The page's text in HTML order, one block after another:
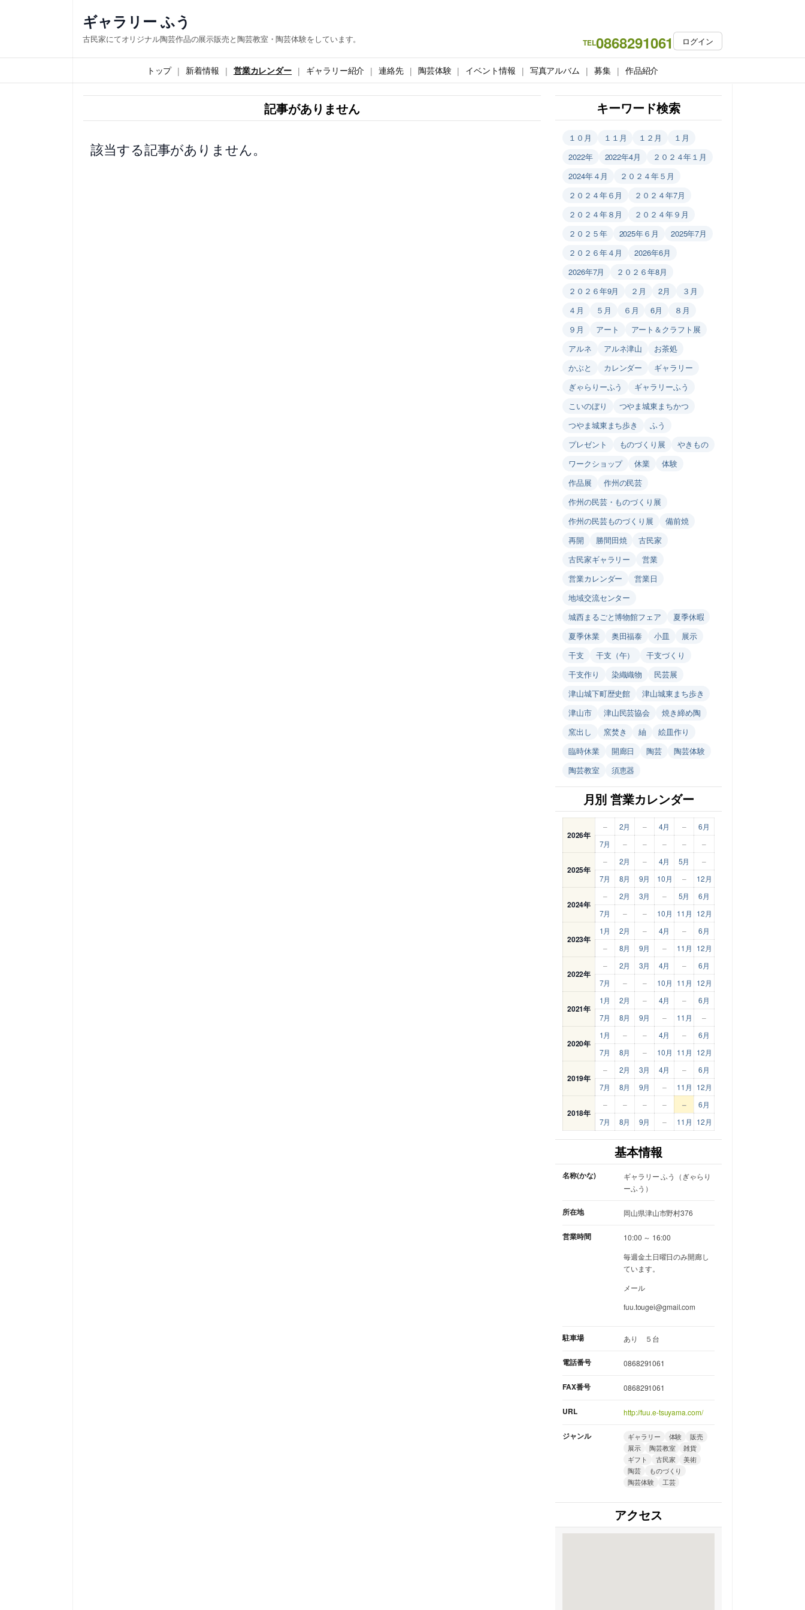
ス
キ
ギャラリー ふう
古民家にてオリジナル陶芸作品の展示販売と陶芸教室・陶芸体験をしています。 TEL0868291061 ログイン
トップ 新着情報 営業カレンダー ギャラリー紹介 連絡先 陶芸体験 イベント情報 写真アルバム 募集 作品紹介
記事がありません
該当する記事がありません。
キーワード検索
１０月 １１月 １２月
１月
2022年
2022年4月
２０２４年１月
2024年４月
２０２４年５月
２０２４年６月
２０２４年7月
２０２４年８月
２０２４年９月
２０２５年
2025年６月
2025年7月
２０２６年４月
2026年6月
2026年7月
２０２６年8月
２０２６年9月
２月 2月
３月
４月
５月 ６月 6月
８月
９月
アート
アート＆クラフト展
アルネ
アルネ津山
お茶処
かぶと
カレンダー
ギャラリー
ぎゃらりーふう
ギャラリーふう
こいのぼり
つやま城東まちかつ
つやま城東まち歩き
ふう
プレゼント
ものづくり展
やきもの
ワークショップ
休業
体験
作品展
作州の民芸
作州の民芸・ものづくり展
作州の民芸ものづくり展
備前焼
再開
勝間田焼
古民家
古民家ギャラリー
営業
営業カレンダー
営業日
地域交流センター
城西まるごと博物館フェア
夏季休暇
夏季休業
奥田福泰 小皿
展示
干支
干支（午）
干支づくり
干支作り
染織織物
民芸展
津山城下町歴史館
津山城東まち歩き
津山市
津山民芸協会
焼き締め陶
窯出し
窯焚き 紬
絵皿作り
臨時休業
開廊日 陶芸
陶芸体験
陶芸教室
須恵器
月別 営業カレンダー
2026年
– 2月 – 4月 –
6月
7月
– – – – –
2025年
– 2月 – 4月 5月
–
7月
8月 9月 10月 – 12月
2024年
– 2月 3月 – 5月
6月
7月
– – 10月 11月 12月
2023年
1月 2月 – 4月 –
6月
–
8月 9月 – 11月 12月
2022年
– 2月 3月 4月 –
6月
7月
– – 10月 11月 12月
2021年
1月 2月 – 4月 –
6月
7月
8月 9月 – 11月 –
2020年
1月 – – 4月 –
6月
7月
8月 – 10月 11月 12月
2019年
– 2月 3月 4月 –
6月
7月
8月 9月 – 11月 12月
2018年
– – – – –
6月
7月
8月 9月 – 11月 12月
基本情報
名称(かな)
ギャラリー ふう（ぎゃらり
ーふう）
所在地 岡山県津山市野村376
営業時間
10:00 ～ 16:00
毎週金土日曜日のみ開廊し
ています。
メール
fuu.tougei@gmail.com
駐車場 あり ５台
電話番号 0868291061
FAX番号 0868291061
URL http://fuu.e-tsuyama.com/
ジャンル ギャラリー 体験
販売
展示
陶芸教室
雑貨
ギフト
古民家
美術
陶芸
ものづくり
陶芸体験
工芸
アクセス